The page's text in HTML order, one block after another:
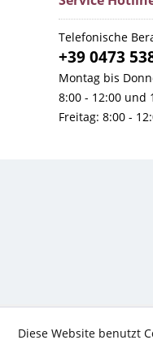
Telefonische
+39 0473
Montag bis
8:00 - 12:00 und
Freitag: 8:00 -
Diese Website benutzt